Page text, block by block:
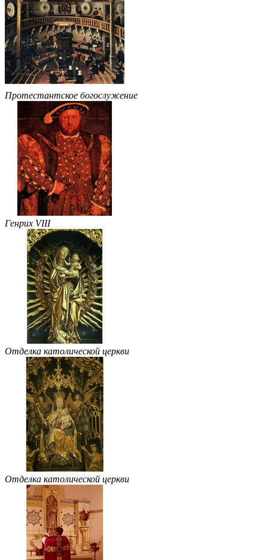
Протестантское богослужение
Генрих VIII
Отделка католической церкви
Отделка католической церкви